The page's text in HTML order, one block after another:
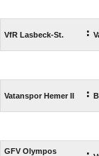
VfR Lasbeck-St. :
Vatanspor Hemer II :
GFV Olympos